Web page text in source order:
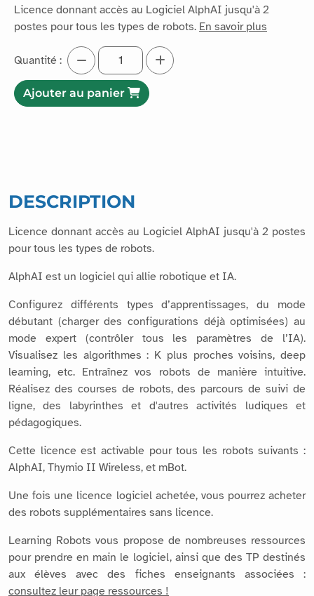
Licence donnant accès au Logiciel AlphAI jusqu'à 2
postes pour tous les types de robots. En savoir plus
Quantité :
Ajouter au panier
DESCRIPTION
Licence donnant accès au Logiciel AlphAI jusqu'à 2 postes
pour tous les types de robots.
AlphAI est un logiciel qui allie robotique et IA.
Configurez différents types d’apprentissages, du mode
débutant (charger des configurations déjà optimisées) au
mode expert (contrôler tous les paramètres de l’IA).
Visualisez les algorithmes : K plus proches voisins, deep
learning, etc. Entraînez vos robots de manière intuitive.
Réalisez des courses de robots, des parcours de suivi de
ligne, des labyrinthes et d'autres activités ludiques et
pédagogiques.
Cette licence est activable pour tous les robots suivants :
AlphAI, Thymio II Wireless, et mBot.
Une fois une licence logiciel achetée, vous pourrez acheter
des robots supplémentaires sans licence.
Learning Robots vous propose de nombreuses ressources
pour prendre en main le logiciel, ainsi que des TP destinés
aux élèves avec des fiches enseignants associées :
consultez leur page ressources !